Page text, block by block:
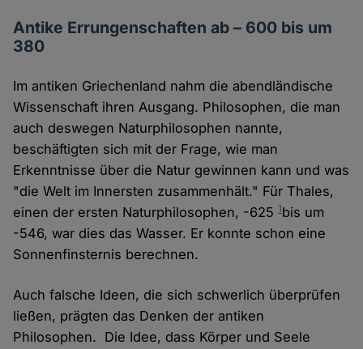
Antike Errungenschaften ab – 600 bis um
380
Im antiken Griechenland nahm die abendländische
Wissenschaft ihren Ausgang. Philosophen, die man
auch deswegen Naturphilosophen nannte,
beschäftigten sich mit der Frage, wie man
Erkenntnisse über die Natur gewinnen kann und was
"die Welt im Innersten zusammenhält." Für Thales,
einen der ersten Naturphilosophen, -6251bis um
-546, war dies das Wasser. Er konnte schon eine
Sonnenfinsternis berechnen.
Auch falsche Ideen, die sich schwerlich überprüfen
ließen, prägten das Denken der antiken
Philosophen. Die Idee, dass Körper und Seele